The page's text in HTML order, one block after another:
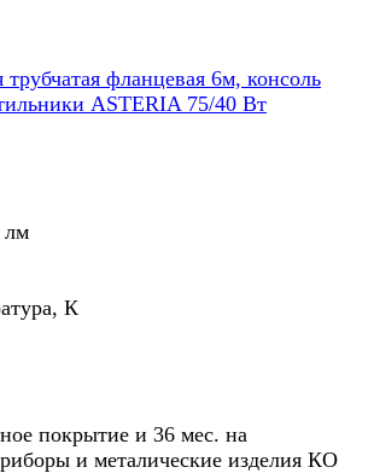
фланцевая 6м, консоль
ASTERIA 75/40 Вт
лм
К
покрытие и 36 мес. на
и металические изделия КО